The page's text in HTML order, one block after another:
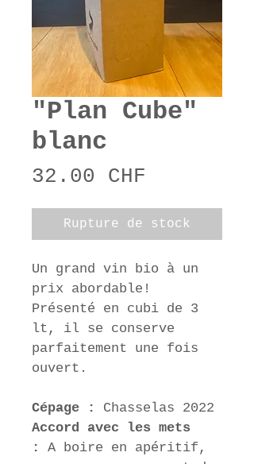
"Plan Cube"
blanc
32.00 CHF
Rupture de stock
Un grand vin bio à un
prix abordable!
Présenté en cubi de 3
lt, il se conserve
parfaitement une fois
ouvert.
Cépage : Chasselas 2022
Accord avec les mets
: A boire en apéritif,